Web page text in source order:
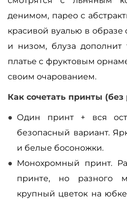
денимом, парео с
красивой вуалью в
и низом, блуза дополнит
платье с фруктовым
своим очарованием.
Как сочетать принты
Один принт + вся
безопасный вариант.
и белые босоножки.
Монохромный принт.
принте, но разного
крупный цветок на